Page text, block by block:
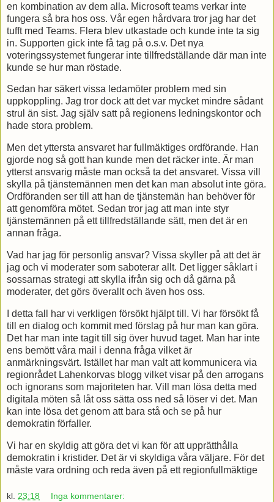
en kombination av dem alla. Microsoft teams verkar inte
fungera så bra hos oss. Vår egen hårdvara tror jag har det
tufft med Teams. Flera blev utkastade och kunde inte ta sig
in. Supporten gick inte få tag på o.s.v. Det nya
voteringssystemet fungerar inte tillfredställande där man inte
kunde se hur man röstade.
Sedan har säkert vissa ledamöter problem med sin
uppkoppling. Jag tror dock att det var mycket mindre sådant
strul än sist. Jag själv satt på regionens ledningskontor och
hade stora problem.
Men det yttersta ansvaret har fullmäktiges ordförande. Han
gjorde nog så gott han kunde men det räcker inte. Är man
ytterst ansvarig måste man också ta det ansvaret. Vissa vill
skylla på tjänstemännen men det kan man absolut inte göra.
Ordföranden ser till att han de tjänstemän han behöver för
att genomföra mötet. Sedan tror jag att man inte styr
tjänstemännen på ett tillfredställande sätt, men det är en
annan fråga.
Vad har jag för personlig ansvar? Vissa skyller på att det är
jag och vi moderater som saboterar allt. Det ligger såklart i
sossarnas strategi att skylla ifrån sig och då gärna på
moderater, det görs överallt och även hos oss.
I detta fall har vi verkligen försökt hjälpt till. Vi har försökt få
till en dialog och kommit med förslag på hur man kan göra.
Det har man inte tagit till sig över huvud taget. Man har inte
ens bemött våra mail i denna fråga vilket är
anmärkningsvärt. Istället har man valt att kommunicera via
regionrådet Lahenkorvas blogg vilket visar på den arrogans
och ignorans som majoriteten har. Vill man lösa detta med
digitala möten så låt oss sätta oss ned så löser vi det. Man
kan inte lösa det genom att bara stå och se på hur
demokratin förfaller.
Vi har en skyldig att göra det vi kan för att upprätthålla
demokratin i kristider. Det är vi skyldiga våra väljare. För det
måste vara ordning och reda även på ett regionfullmäktige
kl. 23:18 Inga kommentarer: